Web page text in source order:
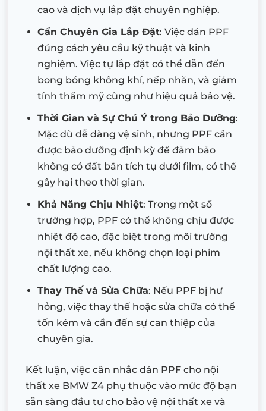
cao và dịch vụ lắp đặt chuyên nghiệp.
Cần Chuyên Gia Lắp Đặt: Việc dán PPF
đúng cách yêu cầu kỹ thuật và kinh
nghiệm. Việc tự lắp đặt có thể dẫn đến
bong bóng không khí, nếp nhăn, và giảm
tính thẩm mỹ cũng như hiệu quả bảo vệ.
Thời Gian và Sự Chú Ý trong Bảo Dưỡng:
Mặc dù dễ dàng vệ sinh, nhưng PPF cần
được bảo dưỡng định kỳ để đảm bảo
không có đất bẩn tích tụ dưới film, có thể
gây hại theo thời gian.
Khả Năng Chịu Nhiệt: Trong một số
trường hợp, PPF có thể không chịu được
nhiệt độ cao, đặc biệt trong môi trường
nội thất xe, nếu không chọn loại phim
chất lượng cao.
Thay Thế và Sửa Chữa: Nếu PPF bị hư
hỏng, việc thay thế hoặc sửa chữa có thể
tốn kém và cần đến sự can thiệp của
chuyên gia.
Kết luận, việc cân nhắc dán PPF cho nội
thất xe BMW Z4 phụ thuộc vào mức độ bạn
sẵn sàng đầu tư cho bảo vệ nội thất xe và